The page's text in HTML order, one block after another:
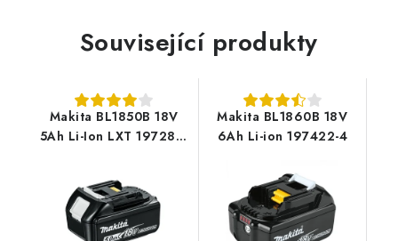
Související produkty
Makita BL1850B 18V
5Ah Li-Ion LXT 197280-
Makita BL1860B 18V
6Ah Li-ion 197422-4